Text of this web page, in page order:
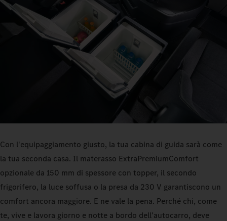
Con l'equipaggiamento giusto, la tua cabina di guida sarà come
la tua seconda casa. Il materasso ExtraPremiumComfort
opzionale da 150 mm di spessore con topper, il secondo
frigorifero, la luce soffusa o la presa da 230 V garantiscono un
comfort ancora maggiore. E ne vale la pena. Perché chi, come
te, vive e lavora giorno e notte a bordo dell'autocarro, deve